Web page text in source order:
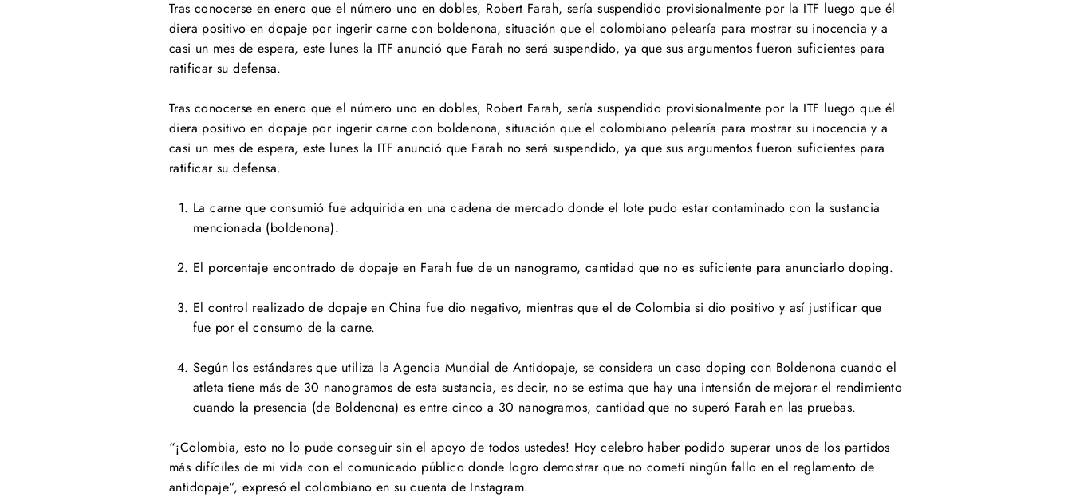
Tras conocerse en enero que el número uno en dobles, Robert Farah, sería suspendido provisionalmente por la ITF luego que él
diera positivo en dopaje por ingerir carne con boldenona, situación que el colombiano pelearía para mostrar su inocencia y a
casi un mes de espera, este lunes la ITF anunció que Farah no será suspendido, ya que sus argumentos fueron suficientes para
ratificar su defensa.
Tras conocerse en enero que el número uno en dobles, Robert Farah, sería suspendido provisionalmente por la ITF luego que él
diera positivo en dopaje por ingerir carne con boldenona, situación que el colombiano pelearía para mostrar su inocencia y a
casi un mes de espera, este lunes la ITF anunció que Farah no será suspendido, ya que sus argumentos fueron suficientes para
ratificar su defensa.
La carne que consumió fue adquirida en una cadena de mercado donde el lote pudo estar contaminado con la sustancia
mencionada (boldenona).
El porcentaje encontrado de dopaje en Farah fue de un nanogramo, cantidad que no es suficiente para anunciarlo doping.
El control realizado de dopaje en China fue dio negativo, mientras que el de Colombia si dio positivo y así justificar que
fue por el consumo de la carne.
Según los estándares que utiliza la Agencia Mundial de Antidopaje, se considera un caso doping con Boldenona cuando el
atleta tiene más de 30 nanogramos de esta sustancia, es decir, no se estima que hay una intensión de mejorar el rendimiento
cuando la presencia (de Boldenona) es entre cinco a 30 nanogramos, cantidad que no superó Farah en las pruebas.
“¡Colombia, esto no lo pude conseguir sin el apoyo de todos ustedes! Hoy celebro haber podido superar unos de los partidos
más difíciles de mi vida con el comunicado público donde logro demostrar que no cometí ningún fallo en el reglamento de
antidopaje”, expresó el colombiano en su cuenta de Instagram.